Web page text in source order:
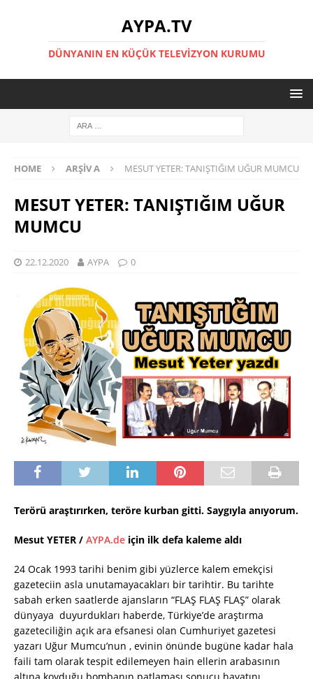
AYPA.TV
DÜNYANIN EN KÜÇÜK TELEVIZYON KURUMU
HOME ARŞIV A MESUT YETER: TANIŞTIĞIM UĞUR MUMCU
MESUT YETER: TANIŞTIĞIM UĞUR
MUMCU
22.12.2020 AYPA 0
Terörü araştırırken, teröre kurban gitti. Saygıyla anıyorum.
Mesut YETER / AYPA.de için ilk defa kaleme aldı
24 Ocak 1993 tarihi benim gibi yüzlerce kalem emekçisi
gazeteciin asla unutamayacakları bir tarihtir. Bu tarihte
sabah erken saatlerde ajansların “FLAŞ FLAŞ FLAŞ” olarak
dünyaya duyurdukları haberde, Türkiye’de araştırma
gazeteciliğin açık ara efsanesi olan Cumhuriyet gazetesi
yazarı Uğur Mumcu’nun , evinin önünde bugüne kadar hala
faili tam olarak tespit edilemeyen hain ellerin arabasının